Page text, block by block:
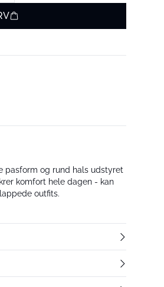
og rund hals udstyret
komfort hele dagen - kan
outfits.